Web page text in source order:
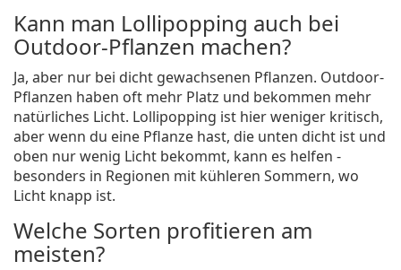
Kann man Lollipopping auch bei
Outdoor-Pflanzen machen?
Ja, aber nur bei dicht gewachsenen Pflanzen. Outdoor-
Pflanzen haben oft mehr Platz und bekommen mehr
natürliches Licht. Lollipopping ist hier weniger kritisch,
aber wenn du eine Pflanze hast, die unten dicht ist und
oben nur wenig Licht bekommt, kann es helfen -
besonders in Regionen mit kühleren Sommern, wo
Licht knapp ist.
Welche Sorten profitieren am
meisten?